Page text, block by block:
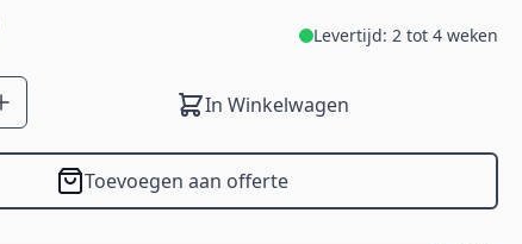
Levertijd: 2 tot 4 weken
In Winkelwagen
Toevoegen aan offerte